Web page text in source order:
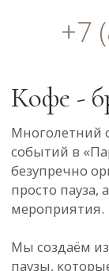
любой точке зала:
микшер Behringer
Идеально подходит
мультимедийных
Микрофоны и
Для комфортной
предусмотрены:
Беспроводной
выступлений, так и